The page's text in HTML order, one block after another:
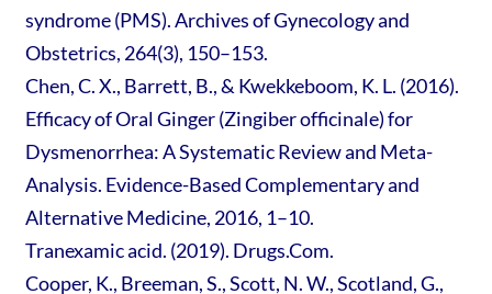
syndrome (PMS). Archives of Gynecology and
Obstetrics, 264(3), 150–153.
Chen, C. X., Barrett, B., & Kwekkeboom, K. L. (2016).
Efficacy of Oral Ginger (Zingiber officinale) for
Dysmenorrhea: A Systematic Review and Meta-
Analysis. Evidence-Based Complementary and
Alternative Medicine, 2016, 1–10.
Tranexamic acid. (2019). Drugs.Com.
Cooper, K., Breeman, S., Scott, N. W., Scotland, G.,